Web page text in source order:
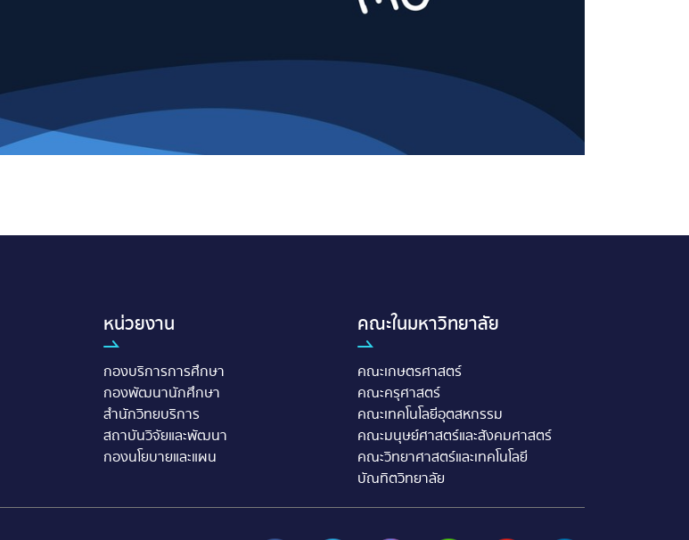
หน่วยงาน
กองบริการการศึกษา
กองพัฒนานักศึกษา
สำนักวิทยบริการ
สถาบันวิจัยและพัฒนา
กองนโยบายและแผน
คณะในมหาวิทยาลัย
คณะเกษตรศาสตร์
คณะครุศาสตร์
คณะเทคโนโลยีอุตสหกรรม
คณะมนุษย์ศาสตร์และสังคมศาสตร์
คณะวิทยาศาสตร์และเทคโนโลยี
บัณทิตวิทยาลัย